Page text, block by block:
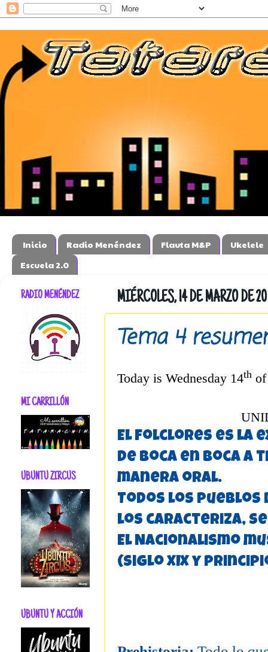
Inicio Radio Menéndez Flauta M&P
Ukelele
Escuela 2.0
MIÉRCOLES, 14 DE MARZO DE
Tema 4
Today is Wednesday 14th
El folclores es la
de boca en boca a
manera oral.
Todos los pueblos
los caracteriza,
El Nacionalismo
(siglo XIX y
RADIO MENÉNDEZ
MI CARRILLÓN
UBUNTU ZIRCUS
UBUNTU Y ACCIÓN